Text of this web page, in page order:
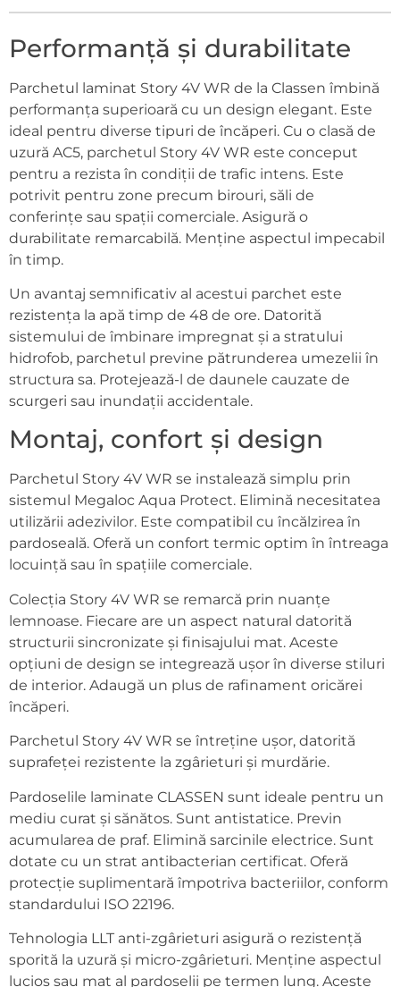
Performanță și durabilitate
Parchetul laminat Story 4V WR de la Classen îmbină
performanța superioară cu un design elegant. Este
ideal pentru diverse tipuri de încăperi. Cu o clasă de
uzură AC5, parchetul Story 4V WR este conceput
pentru a rezista în condiții de trafic intens. Este
potrivit pentru zone precum birouri, săli de
conferințe sau spații comerciale. Asigură o
durabilitate remarcabilă. Menține aspectul impecabil
în timp.
Un avantaj semnificativ al acestui parchet este
rezistența la apă timp de 48 de ore. Datorită
sistemului de îmbinare impregnat și a stratului
hidrofob, parchetul previne pătrunderea umezelii în
structura sa. Protejează-l de daunele cauzate de
scurgeri sau inundații accidentale.
Montaj, confort și design
Parchetul Story 4V WR se instalează simplu prin
sistemul Megaloc Aqua Protect. Elimină necesitatea
utilizării adezivilor. Este compatibil cu încălzirea în
pardoseală. Oferă un confort termic optim în întreaga
locuință sau în spațiile comerciale.
Colecția Story 4V WR se remarcă prin nuanțe
lemnoase. Fiecare are un aspect natural datorită
structurii sincronizate și finisajului mat. Aceste
opțiuni de design se integrează ușor în diverse stiluri
de interior. Adaugă un plus de rafinament oricărei
încăperi.
Parchetul Story 4V WR se întreține ușor, datorită
suprafeței rezistente la zgârieturi și murdărie.
Pardoselile laminate CLASSEN sunt ideale pentru un
mediu curat și sănătos. Sunt antistatice. Previn
acumularea de praf. Elimină sarcinile electrice. Sunt
dotate cu un strat antibacterian certificat. Oferă
protecție suplimentară împotriva bacteriilor, conform
standardului ISO 22196.
Tehnologia LLT anti-zgârieturi asigură o rezistență
sporită la uzură și micro-zgârieturi. Menține aspectul
lucios sau mat al pardoselii pe termen lung. Aceste